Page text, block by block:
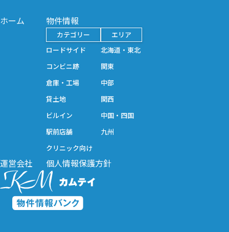
ホーム 物件情報
カテゴリー
ロードサイド
コンビニ跡
倉庫・工場
貸土地
ビルイン
駅前店舗
クリニック向け
エリア
北海道・東北
関東
中部
関西
中国・四国
九州
運営会社 個人情報保護方針